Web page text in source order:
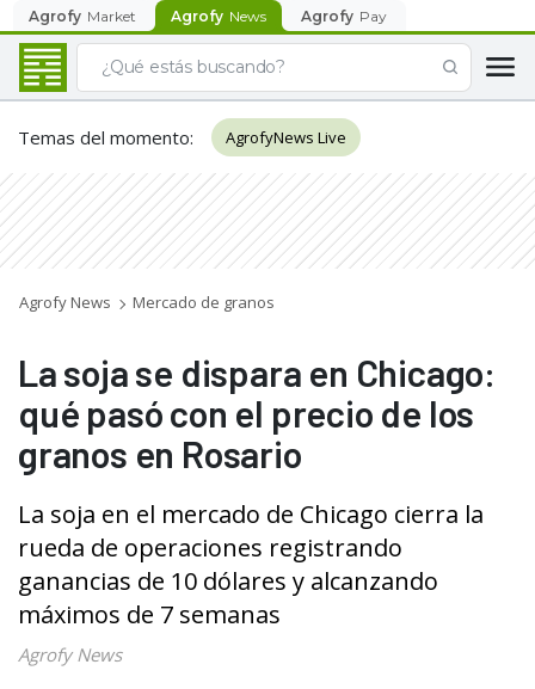
Agrofy Market Agrofy News Agrofy Pay
Temas del momento: AgrofyNews Live
Agrofy News Mercado de granos
La soja se dispara en Chicago:
qué pasó con el precio de los
granos en Rosario
La soja en el mercado de Chicago cierra la
rueda de operaciones registrando
ganancias de 10 dólares y alcanzando
máximos de 7 semanas
Agrofy News